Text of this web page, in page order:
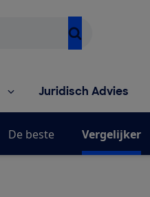
Juridisch Advies
De beste Vergelijker